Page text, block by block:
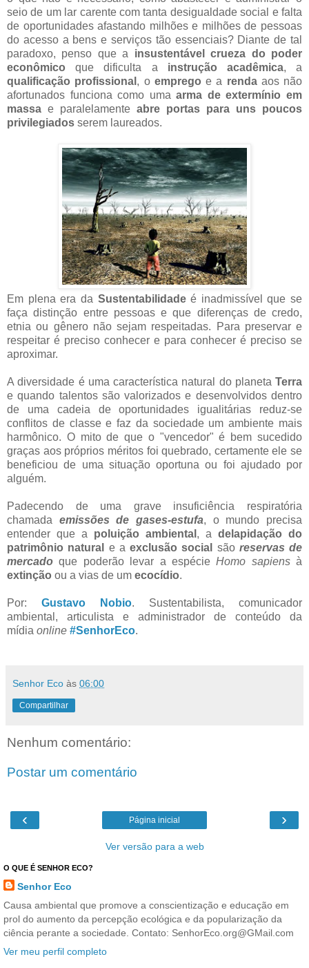
seio de um lar carente com tanta desigualdade social e falta
de oportunidades afastando milhões e milhões de pessoas
do acesso a bens e serviços tão essenciais? Diante de tal
paradoxo, penso que a insustentável crueza do poder
econômico que dificulta a instrução acadêmica, a
qualificação profissional , o emprego e a rendaaos não
afortunados funciona como umaarma de extermínio em
massa e paralelamente abre portas para uns poucos
privilegiados serem laureados.
Em plena era da Sustentabilidadeé inadmissível que se
faça distinção entre pessoas e que diferenças de credo,
etnia ou gênero não sejam respeitadas. Para preservar e
respeitar é preciso conhecer e para conhecer é preciso se
aproximar.
A diversidade é uma característica natural do planeta Terra
e quando talentos são valorizados e desenvolvidos dentro
de uma cadeia de oportunidades igualitárias reduz-se
conflitos de classe e faz da sociedade um ambiente mais
harmônico. O mito de que o "vencedor" é bem sucedido
graças aos próprios méritos foi quebrado, certamente ele se
beneficiou de uma situação oportuna ou foi ajudado por
alguém.
Padecendo de uma grave insuficiência respiratória
chamada emissões de gases-estufa, o mundo precisa
entender que a poluição ambiental , a delapidação do
patrimônio natural e a exclusão social são reservas de
mercado que poderão levar a espécieHomo sapiensà
extinção ou a vias de um ecocídio.
Por: Gustavo Nobio. Sustentabilista, comunicador
ambiental, articulista e administrador de conteúdo da
mídia online #SenhorEco.
Senhor Eco às 06:00
Compartilhar
Nenhum comentário:
Postar um comentário
‹ ›
Página inicial
Ver versão para a web
O QUE É SENHOR ECO?
Senhor Eco
Causa ambiental que promove a conscientização e educação em
prol do aumento da percepção ecológica e da popularização da
ciência perante a sociedade. Contato: SenhorEco.org@GMail.com
Ver meu perfil completo